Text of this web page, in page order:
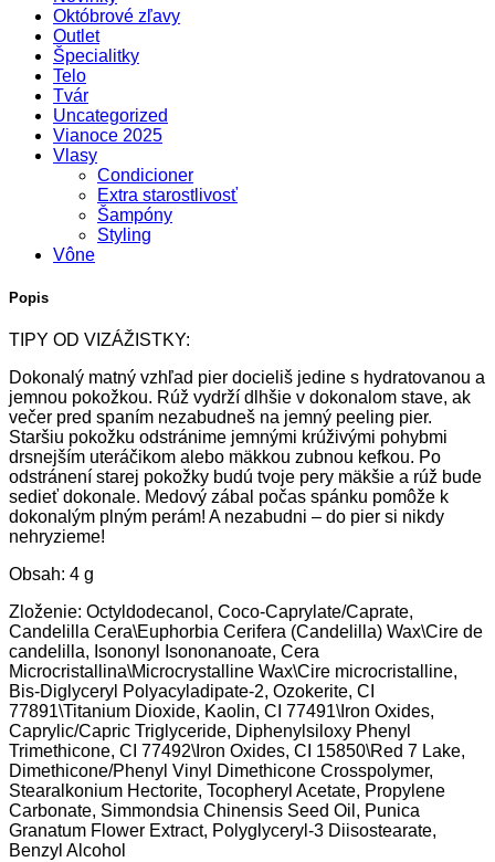
Októbrové zľavy
Outlet
Špecialitky
Telo
Tvár
Uncategorized
Vianoce 2025
Vlasy
Condicioner
Extra starostlivosť
Šampóny
Styling
Vône
Popis
TIPY OD VIZÁŽISTKY:
Dokonalý matný vzhľad pier docieliš jedine s hydratovanou a
jemnou pokožkou. Rúž vydrží dlhšie v dokonalom stave, ak
večer pred spaním nezabudneš na jemný peeling pier.
Staršiu pokožku odstránime jemnými krúživými pohybmi
drsnejším uteráčikom alebo mäkkou zubnou kefkou. Po
odstránení starej pokožky budú tvoje pery mäkšie a rúž bude
sedieť dokonale. Medový zábal počas spánku pomôže k
dokonalým plným perám! A nezabudni – do pier si nikdy
nehryzieme!
Obsah: 4 g
Zloženie: Octyldodecanol, Coco-Caprylate/Caprate,
Candelilla Cera\Euphorbia Cerifera (Candelilla) Wax\Cire de
candelilla, Isononyl Isononanoate, Cera
Microcristallina\Microcrystalline Wax\Cire microcristalline,
Bis-Diglyceryl Polyacyladipate-2, Ozokerite, CI
77891\Titanium Dioxide, Kaolin, CI 77491\Iron Oxides,
Caprylic/Capric Triglyceride, Diphenylsiloxy Phenyl
Trimethicone, CI 77492\Iron Oxides, CI 15850\Red 7 Lake,
Dimethicone/Phenyl Vinyl Dimethicone Crosspolymer,
Stearalkonium Hectorite, Tocopheryl Acetate, Propylene
Carbonate, Simmondsia Chinensis Seed Oil, Punica
Granatum Flower Extract, Polyglyceryl-3 Diisostearate,
Benzyl Alcohol